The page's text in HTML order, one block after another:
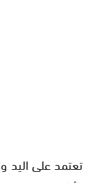
تعتمد على اليد